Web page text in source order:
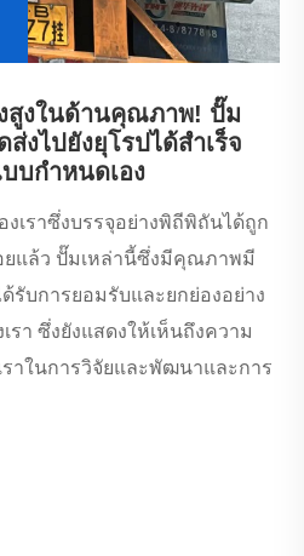
สูงในด้านคุณภาพ! ปั๊ม
งไปยังยุโรปได้สำเร็จ
บกำหนดเอง
เราซึ่งบรรจุอย่างพิถีพิถันได้ถูก
ยแล้ว ปั๊มเหล่านี้ซึ่งมีคุณภาพมี
รับการยอมรับและยกย่องอย่าง
รา ซึ่งยังแสดงให้เห็นถึงความ
าในการวิจัยและพัฒนาและการ